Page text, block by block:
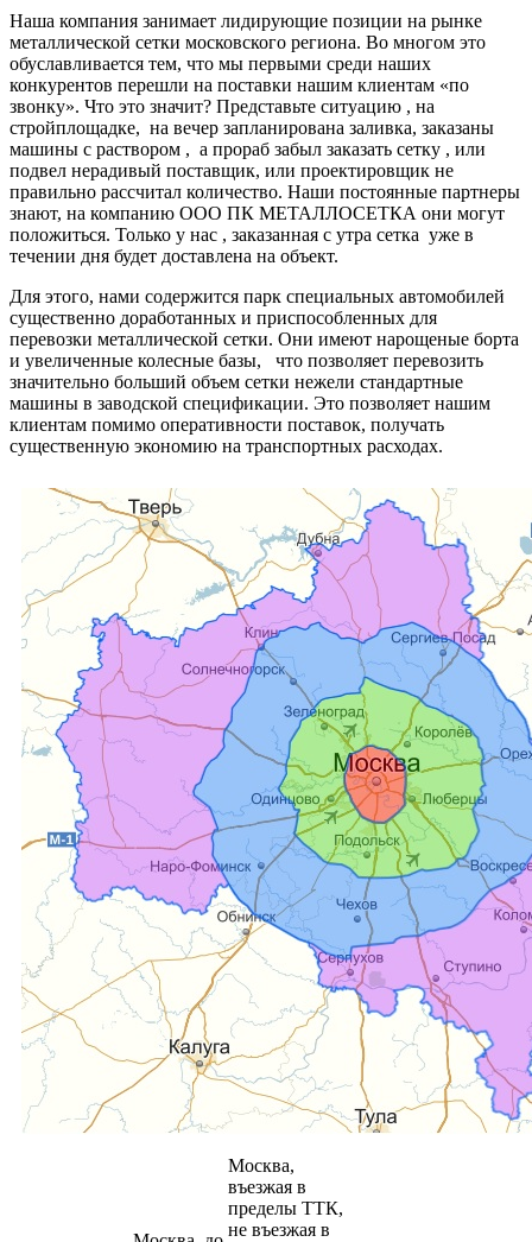
Наша компания занимает лидирующие позиции на рынке
металлической сетки московского региона. Во многом это
обуславливается тем, что мы первыми среди наших
конкурентов перешли на поставки нашим клиентам «по
звонку». Что это значит? Представьте ситуацию , на
стройплощадке, на вечер запланирована заливка, заказаны
машины с раствором , а прораб забыл заказать сетку , или
подвел нерадивый поставщик, или проектировщик не
правильно рассчитал количество. Наши постоянные партнеры
знают, на компанию ООО ПК МЕТАЛЛОСЕТКА они могут
положиться. Только у нас , заказанная с утра сетка уже в
течении дня будет доставлена на объект.
Для этого, нами содержится парк специальных автомобилей
существенно доработанных и приспособленных для
перевозки металлической сетки. Они имеют нарощеные борта
и увеличенные колесные базы, что позволяет перевозить
значительно больший объем сетки нежели стандартные
машины в заводской спецификации. Это позволяет нашим
клиентам помимо оперативности поставок, получать
существенную экономию на транспортных расходах.
Москва,
въезжая в
пределы ТТК,
не въезжая в